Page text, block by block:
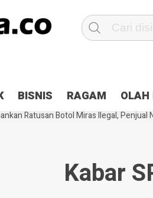
BISNIS RAGAM
2×24 jam di Kota Jayapura
Terbakar
Hibah Pilkada
Ratusan Botol Miras Ilegal, Penjual
Kabar